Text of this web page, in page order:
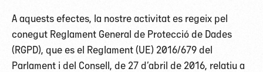
A aquests efectes, la nostre activitat es regeix pel
conegut Reglament General de Protecció de Dades
(RGPD), que es el Reglament (UE) 2016/679 del
Parlament i del Consell, de 27 d’abril de 2016, relatiu a